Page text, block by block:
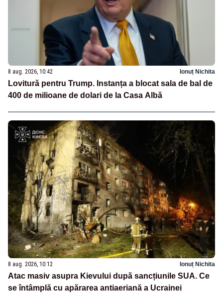
8 aug. 2026, 10:42 Ionuț Nichita
Lovitură pentru Trump. Instanța a blocat sala de bal de
400 de milioane de dolari de la Casa Albă
8 aug. 2026, 10:12 Ionuț Nichita
Atac masiv asupra Kievului după sancțiunile SUA. Ce
se întâmplă cu apărarea antiaeriană a Ucrainei